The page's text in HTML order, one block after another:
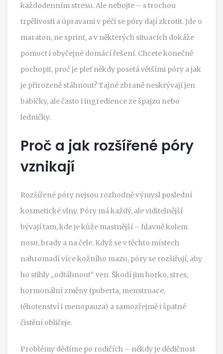
každodenním stresu. Ale nebojte – s trochou
trpělivosti a úpravami v péči se póry dají zkrotit. Jde o
maraton, ne sprint, a v některých situacích dokáže
pomoct i obyčejné domácí řešení. Chcete konečně
pochopit, proč je pleť někdy posetá většími póry a jak
je přirozeně stáhnout? Tajné zbraně neskrývají jen
babičky, ale často i ingredience ze špajzu nebo
ledničky.
Proč a jak rozšířené póry
vznikají
Rozšířené póry nejsou rozhodně výmysl poslední
kosmetické vlny. Póry má každý, ale viditelnější
bývají tam, kde je kůže mastnější – hlavně kolem
nosu, brady a na čele. Když se v těchto místech
nahromadí více kožního mazu, póry se rozšiřují, aby
ho stihly „odtáhnout“ ven. Škodí jim horko, stres,
hormonální změny (puberta, menstruace,
těhotenství i menopauza) a samozřejmě i špatné
čistění obličeje.
Problémy dědíme po rodičích – někdy je dědičnost